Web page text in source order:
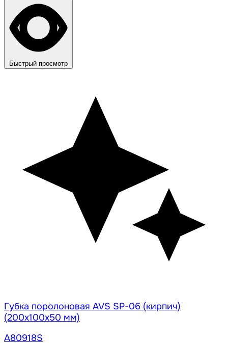
Быстрый просмотр
Губка поролоновая AVS SP-06 (кирпич)
(200x100x50 мм)
A80918S